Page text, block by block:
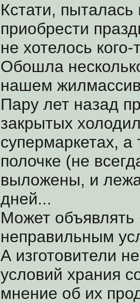
Кстати,
приобрести
не хотелось
Обошла
нашем
Пару лет назад
закрытых
супермаркетах, а
полочке (не
выложены, и
дней...
Может объявлять
неправильным
А изготовители
условий храния
мнение об их